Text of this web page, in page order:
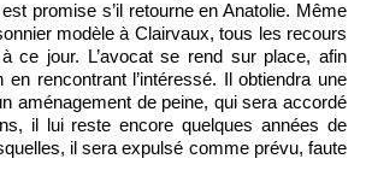
promise s’il retourne en Anatolie. Même
modèle à Clairvaux, tous les recours
ce jour. L’avocat se rend sur place, afin
en rencontrant l’intéressé. Il obtiendra une
aménagement de peine, qui sera accordé
il lui reste encore quelques années de
il sera expulsé comme prévu, faute